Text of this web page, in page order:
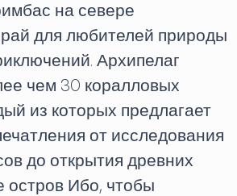
на севере
для любителей природы
Архипелаг
чем 30 коралловых
из которых предлагает
от исследования
до открытия древних
остров Ибо, чтобы